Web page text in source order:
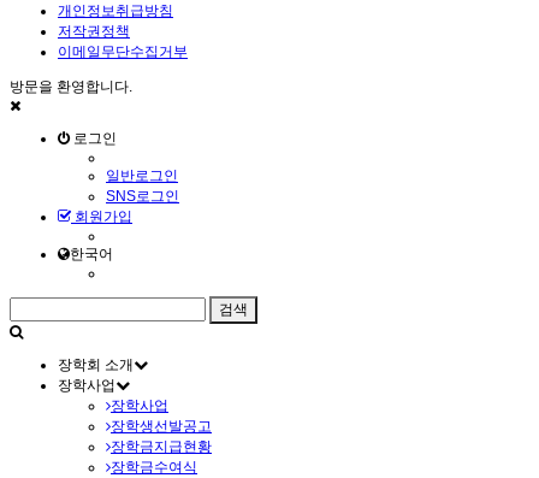
개인정보취급방침
저작권정책
이메일무단수집거부
방문을 환영합니다.
로그인
일반로그인
SNS로그인
회원가입
한국어
장학회 소개
장학사업
장학사업
장학생선발공고
장학금지급현황
장학금수여식